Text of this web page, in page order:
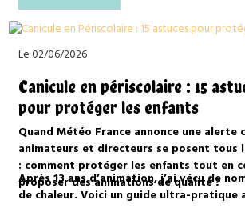
périscolaires n’en ont pas).
Le 02/06/2026
Canicule en périscolaire : 15
pour protéger les enfants
Quand Météo France annonce une alerte
animateurs et directeurs se posent tous
: comment protéger les enfants tout en
proposer des animations de qualité ?
Après 13 ans d’animation, j’ai vécu de
de chaleur. Voici un guide ultra-pratique